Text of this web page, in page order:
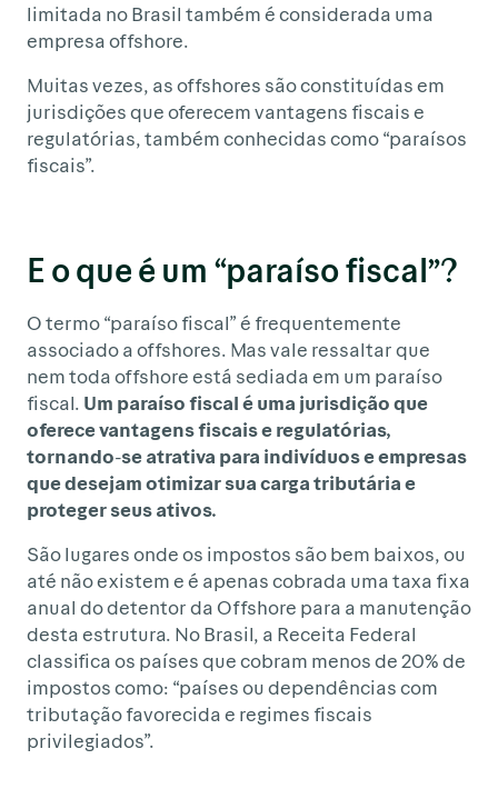
limitada no Brasil também é considerada uma
empresa offshore.
Muitas vezes, as offshores são constituídas em
jurisdições que oferecem vantagens fiscais e
regulatórias, também conhecidas como “paraísos
fiscais”.
E o que é um “paraíso fiscal”?
O termo “paraíso fiscal” é frequentemente
associado a offshores. Mas vale ressaltar que
nem toda offshore está sediada em um paraíso
fiscal. Um paraíso fiscal é uma jurisdição que
oferece vantagens fiscais e regulatórias,
tornando-se atrativa para indivíduos e empresas
que desejam otimizar sua carga tributária e
proteger seus ativos.
São lugares onde os impostos são bem baixos, ou
até não existem e é apenas cobrada uma taxa fixa
anual do detentor da Offshore para a manutenção
desta estrutura. No Brasil, a Receita Federal
classifica os países que cobram menos de 20% de
impostos como: “países ou dependências com
tributação favorecida e regimes fiscais
privilegiados”.